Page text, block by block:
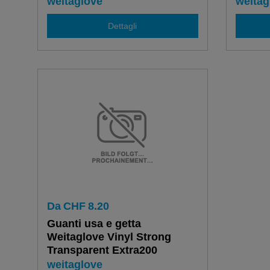
Dettagli
Da CHF 8.20
Guanti usa e getta
Weitaglove Vinyl Strong
Transparent Extra200
weitaglove